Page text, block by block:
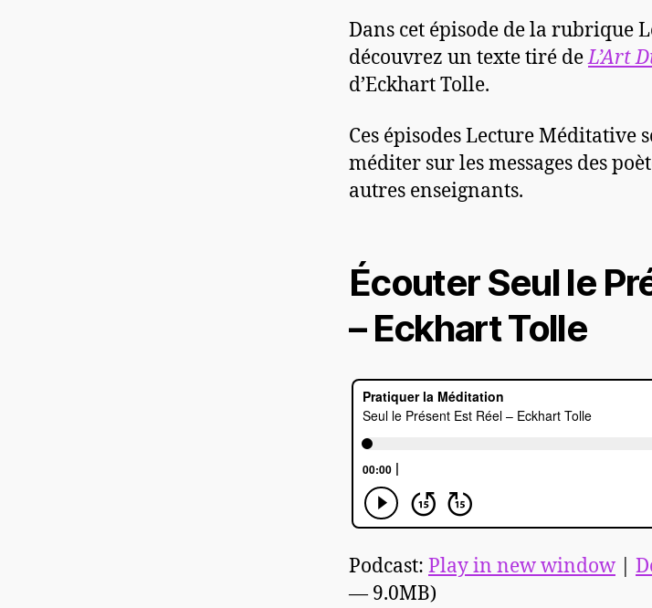
Dans cet épisode de la rubrique
découvrez un texte tiré deL’Art
d’Eckhart Tolle.
Ces épisodes Lecture Méditative
méditer sur les messages des
autres enseignants.
Écouter Seul le
– Eckhart Tolle
Podcast: Play in new window
— 9.0MB)